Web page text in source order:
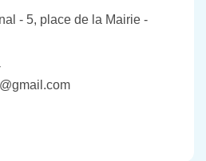
- 5, place de la Mairie -